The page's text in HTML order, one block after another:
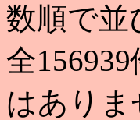
数順で並
全
はあり